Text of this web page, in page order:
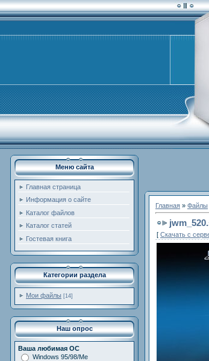
Меню сайта
Главная страница
Информация о сайте
Каталог файлов
Каталог статей
Гостевая книга
Категории раздела
Мои файлы [14]
Наш опрос
Ваша любимая ОС
Windows 95/98/Me
Главная » Файлы
[ Скачать с